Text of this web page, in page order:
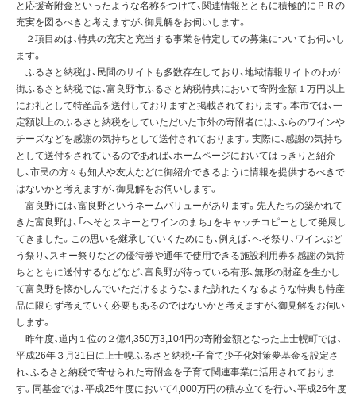
と応援寄附金といったような名称をつけて、関連情報とともに積極的にＰＲの
充実を図るべきと考えますが、御見解をお伺いします。
２項目めは、特典の充実と充当する事業を特定しての募集についてお伺いし
ます。
ふるさと納税は、民間のサイトも多数存在しており、地域情報サイトのわが
街ふるさと納税では、富良野市ふるさと納税特典において寄附金額１万円以上
にお礼として特産品を送付しておりますと掲載されております。本市では、一
定額以上のふるさと納税をしていただいた市外の寄附者には、ふらのワインや
チーズなどを感謝の気持ちとして送付されております。実際に、感謝の気持ち
として送付をされているのであれば、ホームページにおいてはっきりと紹介
し、市民の方々も知人や友人などに御紹介できるように情報を提供するべきで
はないかと考えますが、御見解をお伺いします。
富良野には、富良野というネームバリューがあります。先人たちの築かれて
きた富良野は、「へそとスキーとワインのまち」をキャッチコピーとして発展し
てきました。この思いを継承していくためにも、例えば、へそ祭り、ワインぶど
う祭り、スキー祭りなどの優待券や通年で使用できる施設利用券を感謝の気持
ちとともに送付するなどなど、富良野が待っている有形、無形の財産を生かし
て富良野を懐かしんでいただけるような、また訪れたくなるような特典も特産
品に限らず考えていく必要もあるのではないかと考えますが、御見解をお伺い
します。
昨年度、道内１位の２億4,350万3,104円の寄附金額となった上士幌町では、
平成26年３月31日に上士幌ふるさと納税・子育て少子化対策夢基金を設定さ
れ、ふるさと納税で寄せられた寄附金を子育て関連事業に活用されておりま
す。同基金では、平成25年度において4,000万円の積み立てを行い、平成26年度